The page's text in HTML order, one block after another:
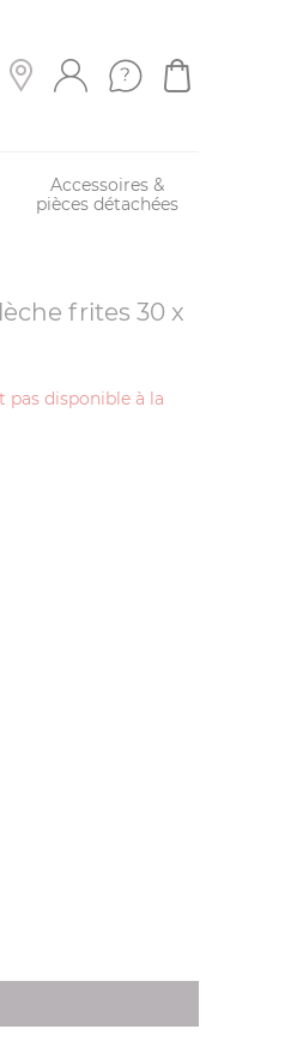
Accessoires &
pièces détachées
frites 30 x
pas disponible à la